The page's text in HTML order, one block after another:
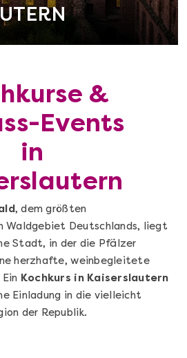
&
Events
in
, dem größten
Waldgebiet Deutschlands, liegt
Stadt, in der die Pfälzer
herzhafte, weinbegleitete
Kochkurs in Kaiserslautern
Einladung in die vielleicht
der Republik.